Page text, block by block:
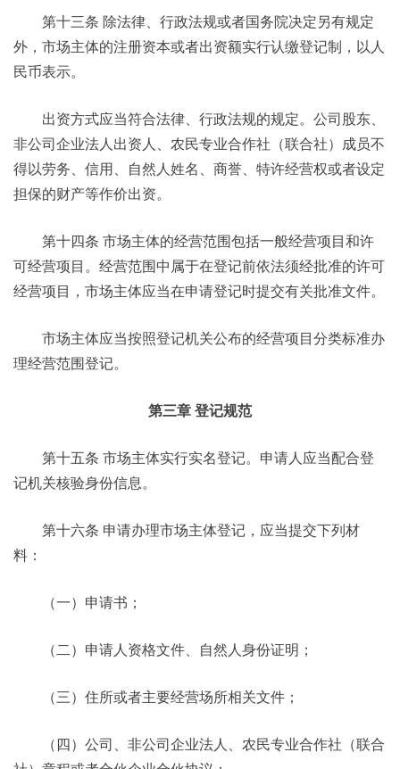
第十三条 除法律、行政法规或者国务院决定另有规定
外，市场主体的注册资本或者出资额实行认缴登记制，以人
民币表示。
出资方式应当符合法律、行政法规的规定。公司股东、
非公司企业法人出资人、农民专业合作社（联合社）成员不
得以劳务、信用、自然人姓名、商誉、特许经营权或者设定
担保的财产等作价出资。
第十四条 市场主体的经营范围包括一般经营项目和许
可经营项目。经营范围中属于在登记前依法须经批准的许可
经营项目，市场主体应当在申请登记时提交有关批准文件。
市场主体应当按照登记机关公布的经营项目分类标准办
理经营范围登记。
第三章 登记规范
第十五条 市场主体实行实名登记。申请人应当配合登
记机关核验身份信息。
第十六条 申请办理市场主体登记，应当提交下列材
料：
（一）申请书；
（二）申请人资格文件、自然人身份证明；
（三）住所或者主要经营场所相关文件；
（四）公司、非公司企业法人、农民专业合作社（联合